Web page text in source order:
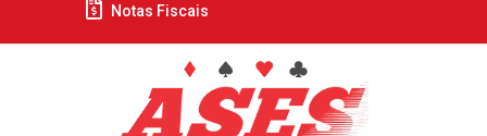
Notas Fiscais